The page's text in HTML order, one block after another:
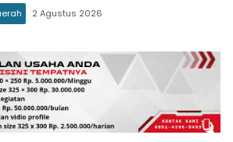
2 Agustus 2026